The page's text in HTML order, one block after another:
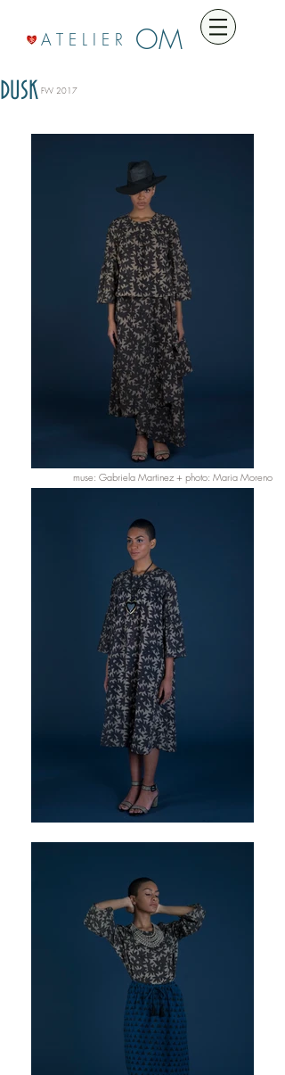
A T E L I E R OM
DUSK FW 2017
muse: Gabriela Martinez + photo: Maria Moreno